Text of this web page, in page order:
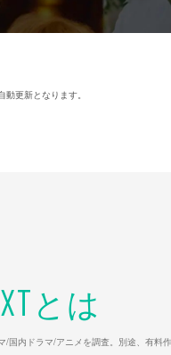
更新となります。
とは
内ドラマ/アニメを調査。別途、有料作